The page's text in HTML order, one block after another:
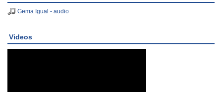
Gema Igual - audio
Videos